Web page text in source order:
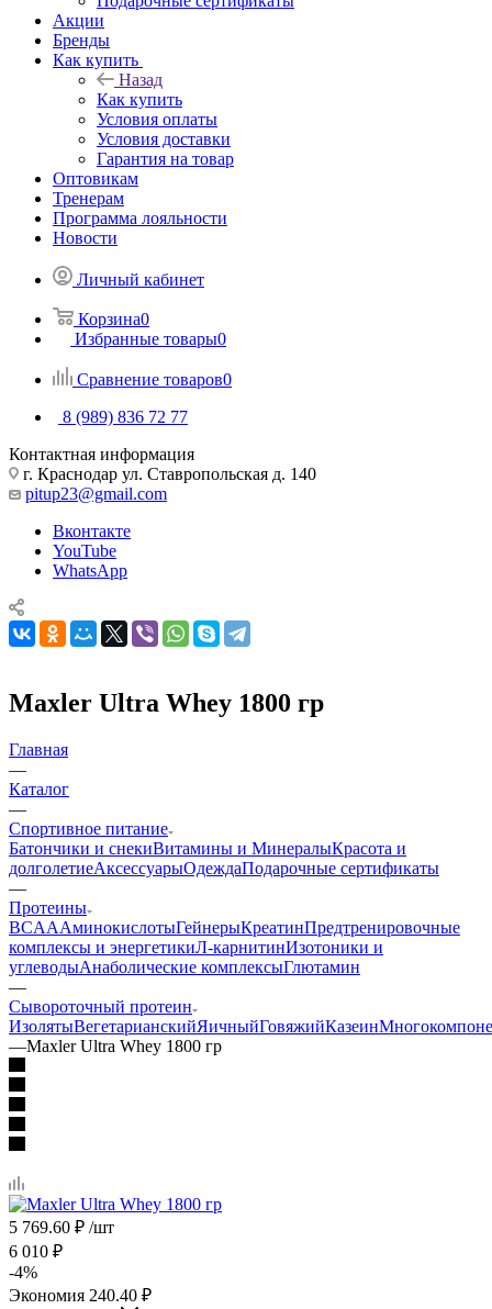
Акции
Бренды
Как купить
Назад
Как купить
Условия оплаты
Условия доставки
Гарантия на товар
Оптовикам
Тренерам
Программа лояльности
Новости
Личный кабинет
Корзина0
Избранные товары0
Сравнение товаров0
8 (989) 836 72 77
Контактная информация
г. Краснодар ул. Ставропольская д. 140
pitup23@gmail.com
Вконтакте
YouTube
WhatsApp
Maxler Ultra Whey 1800 гр
Главная
—
Каталог
—
Спортивное питание
Батончики и снекиВитамины и МинералыКрасота и
долголетиеАксессуарыОдеждаПодарочные сертификаты
—
Протеины
BCAAАминокислотыГейнерыКреатинПредтренировочные
комплексы и энергетикиЛ-карнитинИзотоники и
углеводыАнаболические комплексыГлютамин
—
Сывороточный протеин
ИзолятыВегетарианскийЯичныйГовяжийКазеин
—Maxler Ultra Whey 1800 гр
5 769.60 ₽ /шт
6 010 ₽
-4%
Экономия 240.40 ₽